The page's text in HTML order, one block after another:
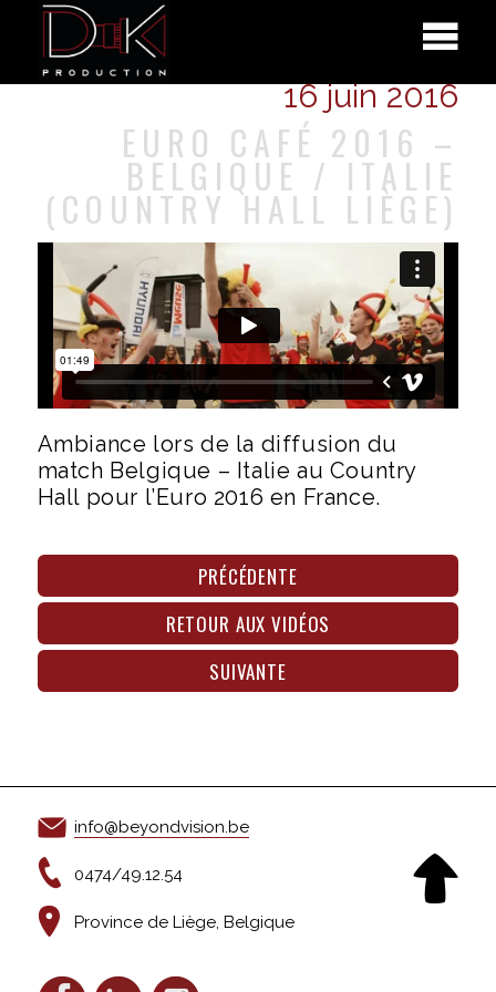
16 juin 2016
EURO CAFÉ 2016 –
BELGIQUE / ITALIE
(COUNTRY HALL LIÈGE)
Ambiance lors de la diffusion du
match Belgique – Italie au Country
Hall pour l’Euro 2016 en France.
PRÉCÉDENTE
RETOUR AUX VIDÉOS
SUIVANTE
info@beyondvision.be
0474/49.12.54
Province de Liège, Belgique